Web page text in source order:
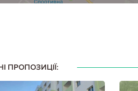
ПРОПОЗИЦІЇ: